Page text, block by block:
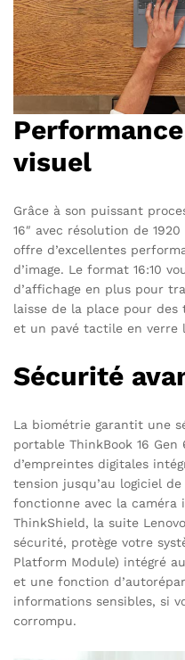
visuel
Grâce à son puissant
16″ avec résolution de
offre d’excellentes
d’image. Le format 16:10
d’affichage en plus pour
laisse de la place pour
et un pavé tactile en verre
Sécurité
La biométrie garantit une
portable ThinkBook 16
d’empreintes digitales
tension jusqu’au logiciel
fonctionne avec la caméra
ThinkShield, la suite
sécurité, protège votre
Platform Module) intégré
et une fonction
informations sensibles, si
corrompu.